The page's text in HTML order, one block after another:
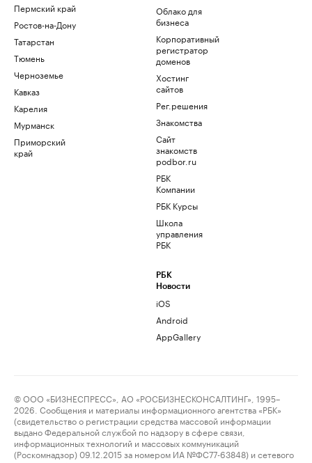
Пермский край
Ростов-на-Дону
Татарстан
Тюмень
Черноземье
Кавказ
Карелия
Мурманск
Приморский
край
Облако для
бизнеса
Корпоративный
регистратор
доменов
Хостинг
сайтов
Рег.решения
Знакомства
Сайт
знакомств
podbor.ru
РБК
Компании
РБК Курсы
Школа
управления
РБК
РБК
Новости
iOS
Android
AppGallery
© ООО «БИЗНЕСПРЕСС», АО «РОСБИЗНЕСКОНСАЛТИНГ», 1995–
2026. Сообщения и материалы информационного агентства «РБК»
(свидетельство о регистрации средства массовой информации
выдано Федеральной службой по надзору в сфере связи,
информационных технологий и массовых коммуникаций
(Роскомнадзор) 09.12.2015 за номером ИА №ФС77-63848) и сетевого